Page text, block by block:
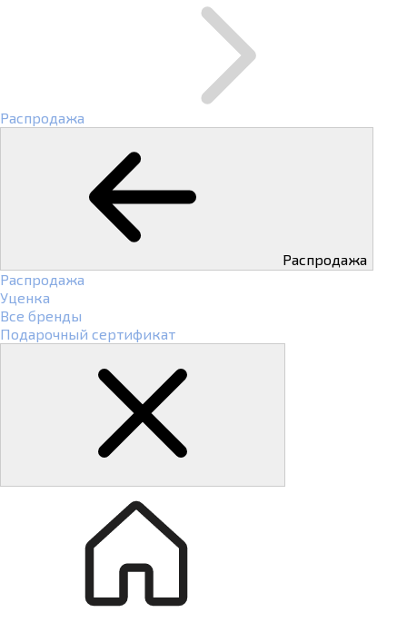
Распродажа
Распродажа
Распродажа
Уценка
Все бренды
Подарочный сертификат